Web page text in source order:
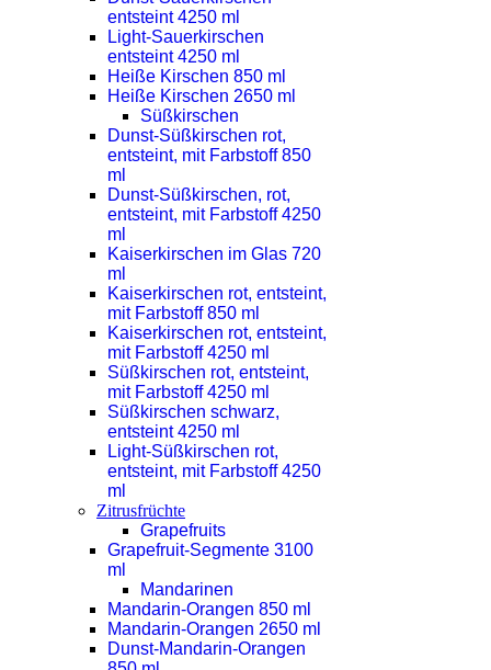
entsteint 4250 ml
Light-Sauerkirschen
entsteint 4250 ml
Heiße Kirschen 850 ml
Heiße Kirschen 2650 ml
Süßkirschen
Dunst-Süßkirschen rot,
entsteint, mit Farbstoff 850
ml
Dunst-Süßkirschen, rot,
entsteint, mit Farbstoff 4250
ml
Kaiserkirschen im Glas 720
ml
Kaiserkirschen rot, entsteint,
mit Farbstoff 850 ml
Kaiserkirschen rot, entsteint,
mit Farbstoff 4250 ml
Süßkirschen rot, entsteint,
mit Farbstoff 4250 ml
Süßkirschen schwarz,
entsteint 4250 ml
Light-Süßkirschen rot,
entsteint, mit Farbstoff 4250
ml
Zitrusfrüchte
Grapefruits
Grapefruit-Segmente 3100
ml
Mandarinen
Mandarin-Orangen 850 ml
Mandarin-Orangen 2650 ml
Dunst-Mandarin-Orangen